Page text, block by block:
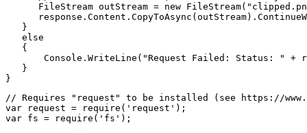
FileStream outStream = new
   }
   else
   {
Console.WriteLine("Request Failed: Status: " +
   }
// Requires "request" to be installed (see https://
var request = require('request');
var fs = require('fs');